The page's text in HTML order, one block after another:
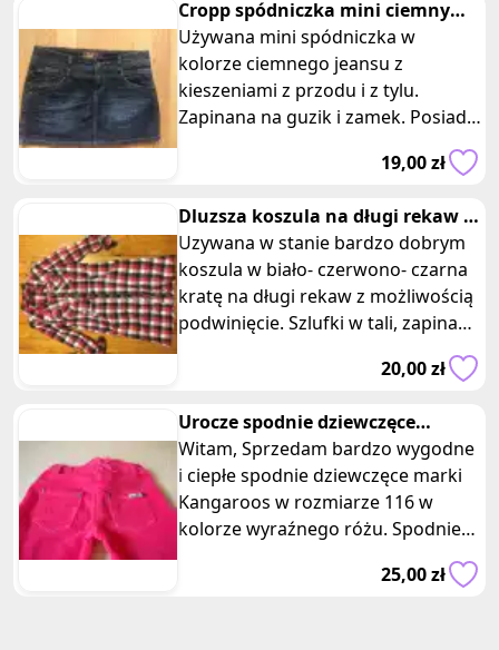
Cropp spódniczka mini ciemny
jeans z kieszeniami
Używana mini spódniczka w
kolorze ciemnego jeansu z
kieszeniami z przodu i z tylu.
Zapinana na guzik i zamek. Posiada
szlufki, możliwość przymocowania
19,00 zł
Dluzsza koszula na długi rekaw w
kratę/ tunika
Uzywana w stanie bardzo dobrym
koszula w biało- czerwono- czarna
kratę na długi rekaw z możliwością
podwinięcie. Szlufki w tali, zapinana
20,00 zł
Urocze spodnie dziewczęce
różowy sztruks Kangaroos rozm.
116
Witam, Sprzedam bardzo wygodne
i ciepłe spodnie dziewczęce marki
Kangaroos w rozmiarze 116 w
kolorze wyraźnego różu. Spodnie
wykonane są ze sztruksowej, mię
25,00 zł